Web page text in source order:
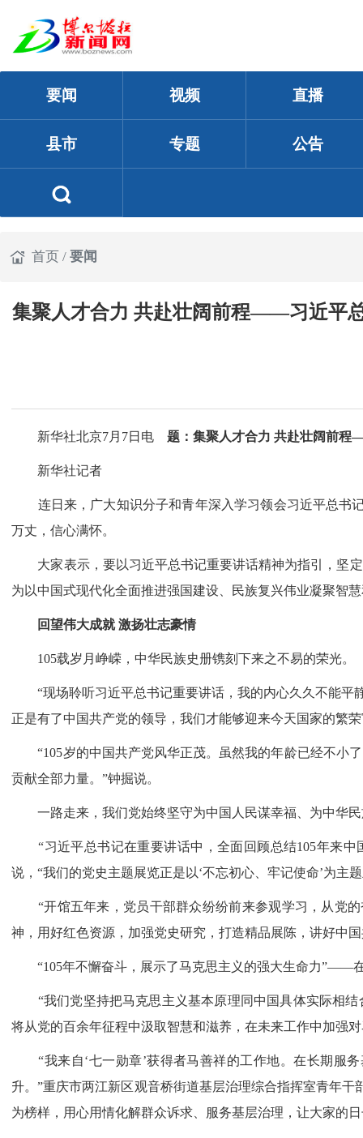
要闻 视频 直播
县市 专题 公告
首页/要闻
集聚人才合力 共赴壮阔前程——习近平
新华社北京7月7日电 题：集聚人才合力 共赴壮阔前程
新华社记者
连日来，广大知识分子和青年深入学习领会习近平总书记
万丈，信心满怀。
大家表示，要以习近平总书记重要讲话精神为指引，坚定
为以中国式现代化全面推进强国建设、民族复兴伟业凝聚智
回望伟大成就 激扬壮志豪情
105载岁月峥嵘，中华民族史册镌刻下来之不易的荣光。
“现场聆听习近平总书记重要讲话，我的内心久久不能平
正是有了中国共产党的领导，我们才能够迎来今天国家的繁
“105岁的中国共产党风华正茂。虽然我的年龄已经不小了
贡献全部力量。”钟掘说。
一路走来，我们党始终坚守为中国人民谋幸福、为中华民
“习近平总书记在重要讲话中，全面回顾总结105年来中
说，“我们的党史主题展览正是以‘不忘初心、牢记使命’为
“开馆五年来，党员干部群众纷纷前来参观学习，从党的
神，用好红色资源，加强党史研究，打造精品展陈，讲好中
“105年不懈奋斗，展示了马克思主义的强大生命力”——在
“我们党坚持把马克思主义基本原理同中国具体实际相结
将从党的百余年征程中汲取智慧和滋养，在未来工作中加强
“我来自‘七一勋章’获得者马善祥的工作地。在长期服务
升。”重庆市两江新区观音桥街道基层治理综合指挥室青年干
为榜样，用心用情化解群众诉求、服务基层治理，让大家的